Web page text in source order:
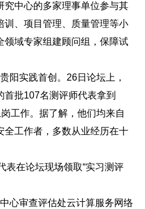
究中心的多家理事单位参与其
训、项目管理、质量管理等小
领域专家组建顾问组，保障试
实践首创。26日论坛上，
批107名测评师代表拿到
工作。据了解，他们均来自
全工作者，多数从业经历在十
在论坛现场领取“实习测评
心审查评估处云计算服务网络